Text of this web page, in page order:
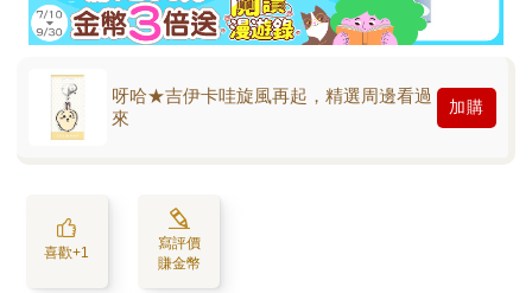
呀哈★吉伊卡哇旋風再起，精選周邊看過
來
加購
喜歡+1
寫評價
賺金幣